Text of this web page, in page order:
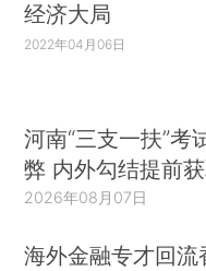
经济大局
2022年04月06日
河南“三支一扶”考
弊 内外勾结提前
2026年08月07日
海外金融专才回流